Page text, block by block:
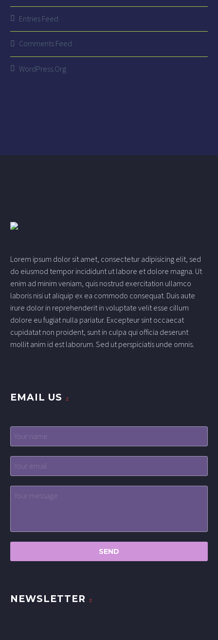
Entries Feed
Comments Feed
WordPress.org
Lorem ipsum dolor sit amet, consectetur adipisicing elit, sed
do eiusmod tempor incididunt ut labore et dolore magna. Ut
enim ad minim veniam, quis nostrud exercitation ullamco
laboris nisi ut aliquip ex ea commodo consequat. Duis aute
irure dolor in reprehenderit in voluptate velit esse cillum
dolore eu fugiat nulla pariatur. Excepteur sint occaecat
cupidatat non proident, sunt in culpa qui officia deserunt
mollit anim id est laborum. Sed ut perspiciatis unde omnis.
EMAIL US
NEWSLETTER